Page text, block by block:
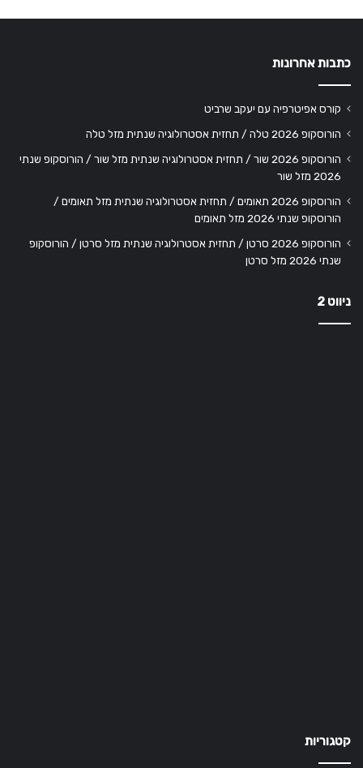
כתבות אחרונות
קורס אפיטרפיה עם יעקב שרביט
הורוסקופ 2026 טלה / תחזית אסטרולוגיה שנתית מזל טלה
הורוסקופ 2026 שור / תחזית אסטרולוגיה שנתית מזל שור / הורוסקופ שנתי
2026 מזל שור
הורוסקופ 2026 תאומים / תחזית אסטרולוגיה שנתית מזל תאומים /
הורוסקופ שנתי 2026 מזל תאומים
הורוסקופ 2026 סרטן / תחזית אסטרולוגיה שנתית מזל סרטן / הורוסקופ
שנתי 2026 מזל סרטן
ניווט 2
קטגוריות